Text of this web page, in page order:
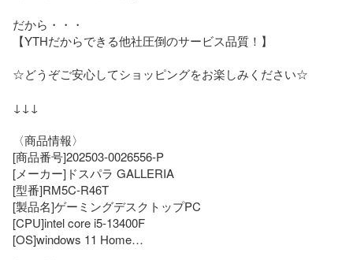
だから・・・
【YTHだからできる他社圧倒のサービス品質！】
☆どうぞご安心してショッピングをお楽しみください☆
↓↓↓
〈商品情報〉
[商品番号]202503-0026556-P
[メーカー]ドスパラ GALLERIA
[型番]RM5C-R46T
[製品名]ゲーミングデスクトップPC
[CPU]intel core i5-13400F
[OS]windows 11 Home